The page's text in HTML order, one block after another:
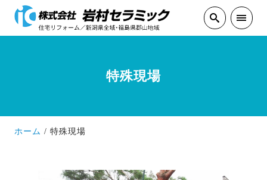
特殊現場
ホーム 特殊現場